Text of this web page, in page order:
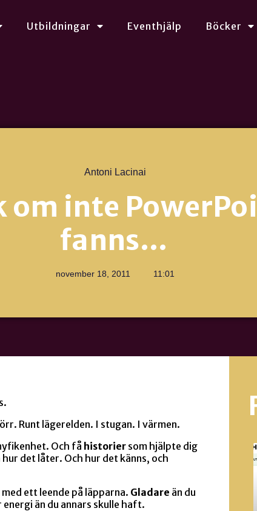
Utbildningar Eventhjälp Böcker
Antoni Lacinai
om inte
fanns…
november 18, 2011 11:01
Runt lägerelden. I stugan. I värmen.
Och få historier som hjälpte dig
det låter. Och hur det känns, och
ett leende på läpparna. Gladare än du
energi än du annars skulle haft.